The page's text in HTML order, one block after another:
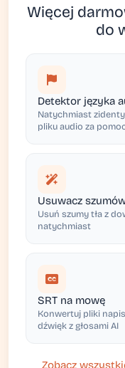
Więcej
do
Detektor języka
Natychmiast
pliku audio za
Usuwacz
Usuń szumy tła z
natychmiast
SRT na mowę
Konwertuj pliki
dźwięk z głosami AI
Zobacz